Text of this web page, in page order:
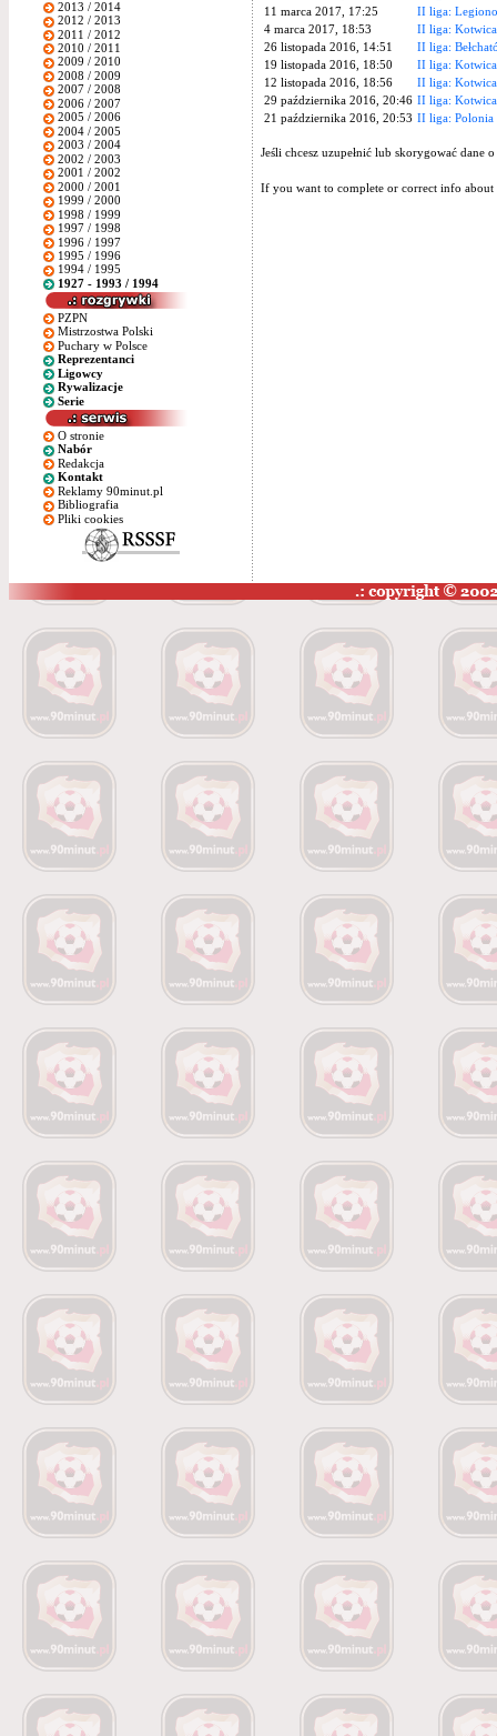
2013 / 2014
2012 / 2013
2011 / 2012
2010 / 2011
2009 / 2010
2008 / 2009
2007 / 2008
2006 / 2007
2005 / 2006
2004 / 2005
2003 / 2004
2002 / 2003
2001 / 2002
2000 / 2001
1999 / 2000
1998 / 1999
1997 / 1998
1996 / 1997
1995 / 1996
1994 / 1995
1927 - 1993 / 1994
PZPN
Mistrzostwa Polski
Puchary w Polsce
Reprezentanci
Ligowcy
Rywalizacje
Serie
O stronie
Nabór
Redakcja
Kontakt
Reklamy 90minut.pl
Bibliografia
Pliki cookies
11 marca 2017, 17:25
II liga:
4 marca 2017, 18:53
II liga:
26 listopada 2016, 14:51
II liga:
19 listopada 2016, 18:50
II liga:
12 listopada 2016, 18:56
II liga:
29 października 2016, 20:46 II liga:
21 października 2016, 20:53 II liga: Polonia
Jeśli chcesz uzupełnić lub skorygować
If you want to complete or correct info